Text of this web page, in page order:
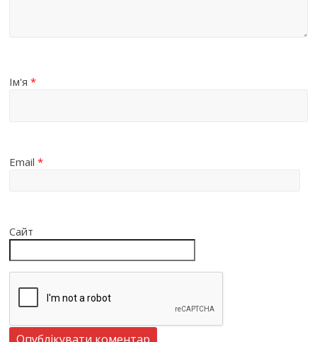
Ім'я*
Email*
Сайт